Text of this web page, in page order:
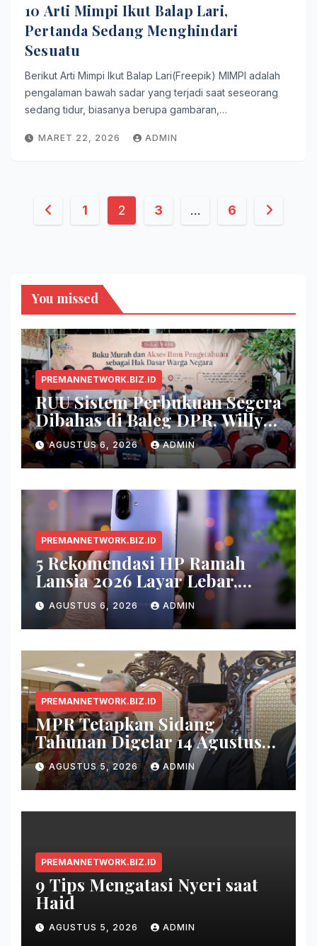
10 Arti Mimpi Ikut Balap Lari,
Pertanda Sedang Menghindari
Sesuatu
Berikut Arti Mimpi Ikut Balap Lari(Freepik) MIMPI adalah
pengalaman bawah sadar yang terjadi saat seseorang
sedang tidur, biasanya berupa gambaran,…
MARET 22, 2026 ADMIN
Paginasi
1 2 3 … 6
You missed
PREMANNETWORK.BIZ.ID
RUU Sistem Perbukuan Segera
Dibahas di Baleg DPR, Willy
Aditya: Buku Itu Makanan
Otak
AGUSTUS 6, 2026 ADMIN
PREMANNETWORK.BIZ.ID
5 Rekomendasi HP Ramah
Lansia 2026 Layar Lebar,
Menu Simpel, dan Baterai
Awet
AGUSTUS 6, 2026 ADMIN
PREMANNETWORK.BIZ.ID
MPR Tetapkan Sidang
Tahunan Digelar 14 Agustus
2026
AGUSTUS 5, 2026 ADMIN
PREMANNETWORK.BIZ.ID
9 Tips Mengatasi Nyeri saat
Haid
AGUSTUS 5, 2026 ADMIN